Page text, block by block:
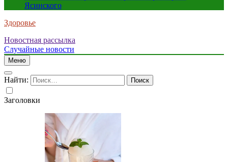
Ясинского
Здоровье
Новостная рассылка
Случайные новости
Меню
Найти:
Заголовки